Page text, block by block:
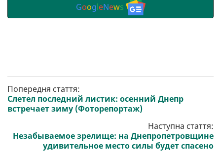
GoogleNews
Попередня стаття:
Слетел последний листик: осенний Днепр
встречает зиму (Фоторепортаж)
Наступна стаття:
Незабываемое зрелище: на Днепропетровщине
удивительное место силы будет спасено